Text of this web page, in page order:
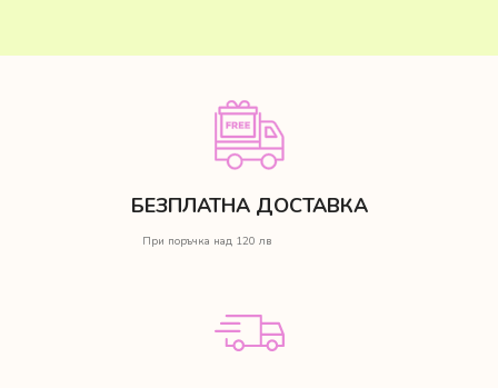
БЕЗПЛАТНА ДОСТАВКА
При поръчка над 120 лв